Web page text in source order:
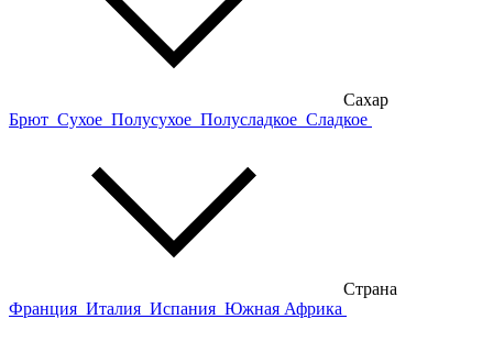
Сахар
Брют Сухое Полусухое Полусладкое Сладкое
Страна
Франция Италия Испания Южная Африка